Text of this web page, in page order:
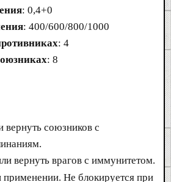
: 0,4+0
: 400/600/800/1000
: 4
: 8
союзников с
вернуть врагов с иммунитетом.
применении. Не блокируется при